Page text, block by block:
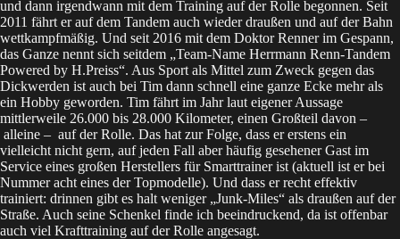
und dann irgendwann mit dem Training auf der Rolle begonnen. Seit
2011 fährt er auf dem Tandem auch wieder draußen und auf der Bahn
wettkampfmäßig. Und seit 2016 mit dem Doktor Renner im Gespann,
das Ganze nennt sich seitdem „Team-Name Herrmann Renn-Tandem
Powered by H.Preiss“. Aus Sport als Mittel zum Zweck gegen das
Dickwerden ist auch bei Tim dann schnell eine ganze Ecke mehr als
ein Hobby geworden. Tim fährt im Jahr laut eigener Aussage
mittlerweile 26.000 bis 28.000 Kilometer, einen Großteil davon –
alleine – auf der Rolle. Das hat zur Folge, dass er erstens ein
vielleicht nicht gern, auf jeden Fall aber häufig gesehener Gast im
Service eines großen Herstellers für Smarttrainer ist (aktuell ist er bei
Nummer acht eines der Topmodelle). Und dass er recht effektiv
trainiert: drinnen gibt es halt weniger „Junk-Miles“ als draußen auf der
Straße. Auch seine Schenkel finde ich beeindruckend, da ist offenbar
auch viel Krafttraining auf der Rolle angesagt.